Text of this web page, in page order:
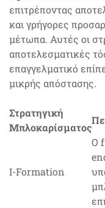
επιτρέποντας
και γρήγορες
μέτωπα. Αυτές οι
αποτελεσματικές
επαγγελματικό
μικρής απόστασης.
Στρατηγική
Μπλοκαρίσματος
I-Formation
Ο